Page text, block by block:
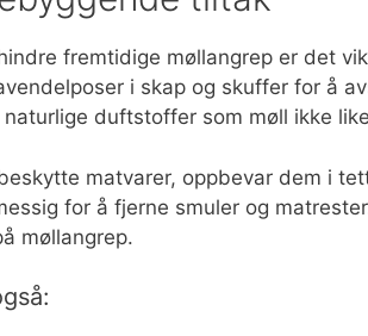
fremtidige møllangrep er det
i skap og skuffer for å
naturlige duftstoffer som møll ikke
matvarer, oppbevar dem i
for å fjerne smuler og
møllangrep.